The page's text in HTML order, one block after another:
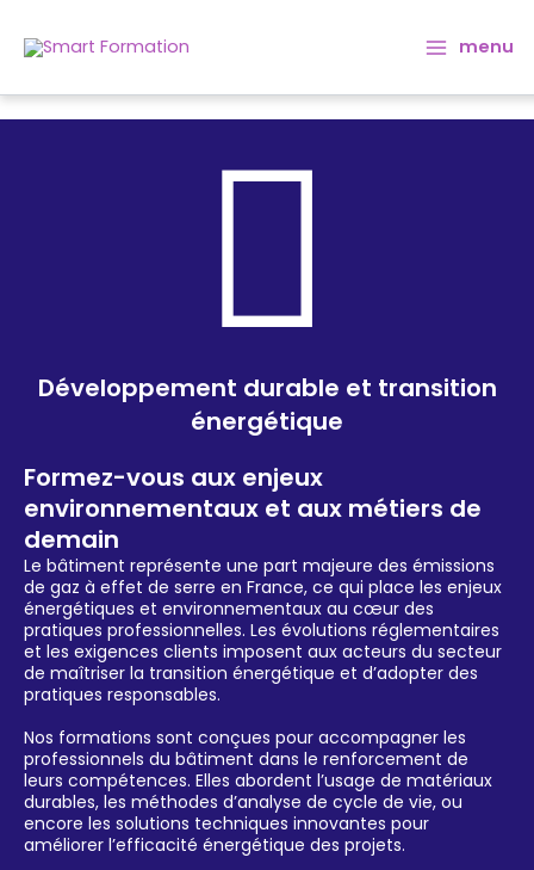
menu
Développement durable et transition
énergétique
Formez-vous aux enjeux
environnementaux et aux métiers de
demain
Le bâtiment représente une part majeure des émissions
de gaz à effet de serre en France, ce qui place les enjeux
énergétiques et environnementaux au cœur des
pratiques professionnelles. Les évolutions réglementaires
et les exigences clients imposent aux acteurs du secteur
de maîtriser la transition énergétique et d’adopter des
pratiques responsables.
Nos formations sont conçues pour accompagner les
professionnels du bâtiment dans le renforcement de
leurs compétences. Elles abordent l’usage de matériaux
durables, les méthodes d’analyse de cycle de vie, ou
encore les solutions techniques innovantes pour
améliorer l’efficacité énergétique des projets.